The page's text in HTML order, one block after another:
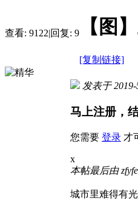
查看: 9122|回复: 9 【图
[复制链接]
发表于 2019-
马上注册，
您需要 登录 才
x
本帖最后由
城市里难得有